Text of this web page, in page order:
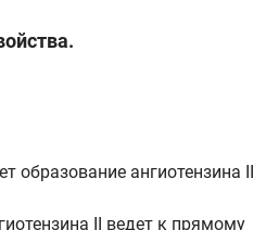
образование ангиотензина II
II ведет к прямому